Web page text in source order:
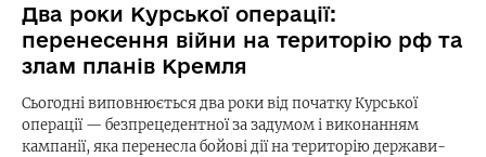
Два роки Курської операції:
перенесення війни на територію рф та
злам планів Кремля
Сьогодні виповнюється два роки від початку Курської
операції — безпрецедентної за задумом і виконанням
кампанії, яка перенесла бойові дії на територію держави-